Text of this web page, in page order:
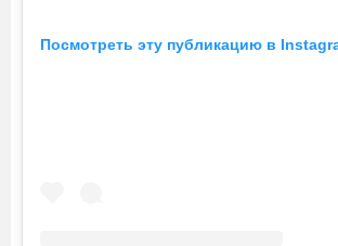
Посмотреть эту публикацию в